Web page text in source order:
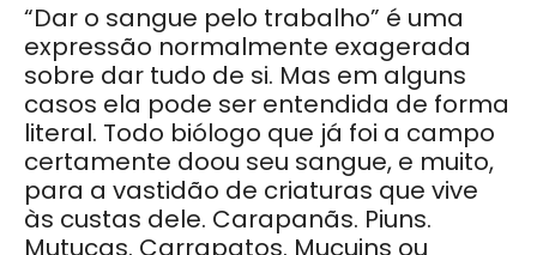
“Dar o sangue pelo trabalho” é uma
expressão normalmente exagerada
sobre dar tudo de si. Mas em alguns
casos ela pode ser entendida de forma
literal. Todo biólogo que já foi a campo
certamente doou seu sangue, e muito,
para a vastidão de criaturas que vive
às custas dele. Carapanãs. Piuns.
Mutucas. Carrapatos. Mucuins ou